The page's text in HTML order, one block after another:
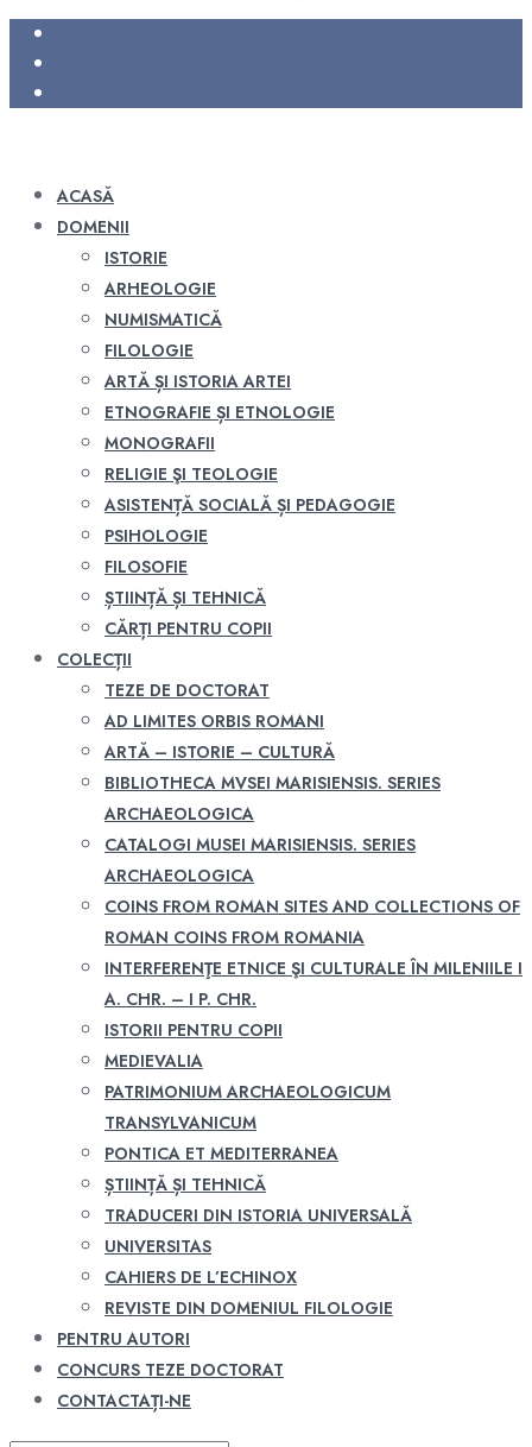
ACASĂ
DOMENII
ISTORIE
ARHEOLOGIE
NUMISMATICĂ
FILOLOGIE
ARTĂ ȘI ISTORIA ARTEI
ETNOGRAFIE ȘI ETNOLOGIE
MONOGRAFII
RELIGIE ŞI TEOLOGIE
ASISTENȚĂ SOCIALĂ ȘI PEDAGOGIE
PSIHOLOGIE
FILOSOFIE
ȘTIINȚĂ ȘI TEHNICĂ
CĂRȚI PENTRU COPII
COLECȚII
TEZE DE DOCTORAT
AD LIMITES ORBIS ROMANI
ARTĂ – ISTORIE – CULTURĂ
BIBLIOTHECA MVSEI MARISIENSIS. SERIES
ARCHAEOLOGICA
CATALOGI MUSEI MARISIENSIS. SERIES
ARCHAEOLOGICA
COINS FROM ROMAN SITES AND COLLECTIONS OF
ROMAN COINS FROM ROMANIA
INTERFERENŢE ETNICE ŞI CULTURALE ÎN MILENIILE I
A. CHR. – I P. CHR.
ISTORII PENTRU COPII
MEDIEVALIA
PATRIMONIUM ARCHAEOLOGICUM
TRANSYLVANICUM
PONTICA ET MEDITERRANEA
ȘTIINȚĂ ȘI TEHNICĂ
TRADUCERI DIN ISTORIA UNIVERSALĂ
UNIVERSITAS
CAHIERS DE L’ECHINOX
REVISTE DIN DOMENIUL FILOLOGIE
PENTRU AUTORI
CONCURS TEZE DOCTORAT
CONTACTAȚI-NE